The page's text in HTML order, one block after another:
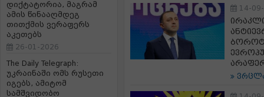
დიქტატორია, მაგრამ
ამის წინააღმდეგ
თითქმის ვერაფერს
აკეთებს
26-01-2026
The Daily Telegraph:
უკრაინაში ომს რუსეთი
იგებს, ამიტომ
სამშვიდობო
14-